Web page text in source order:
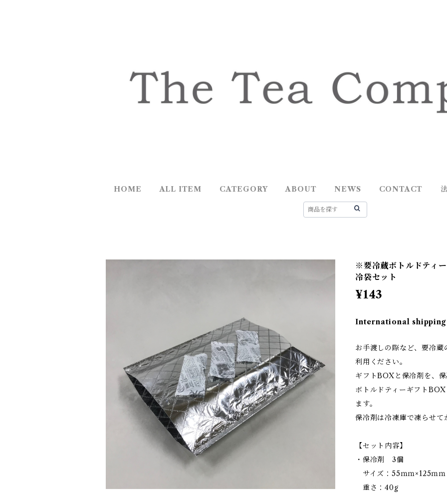
HOME ALL ITEM CATEGORY ABOUT NEWS CONTACT
※要冷蔵ボトルドティ
冷袋セット
¥143
International
お手渡しの際など、要冷
利用ください。
ギフトBOXと保冷剤を、
ボトルドティーギフト
ます。
保冷剤は冷凍庫で凍らせて
【セット内容】
・保冷剤 3個
サイズ：55ｍｍ×125ｍｍ
重さ：40g